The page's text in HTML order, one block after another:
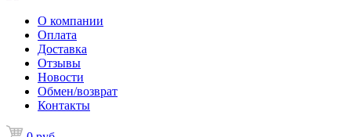
О компании
Оплата
Доставка
Отзывы
Новости
Обмен/возврат
Контакты